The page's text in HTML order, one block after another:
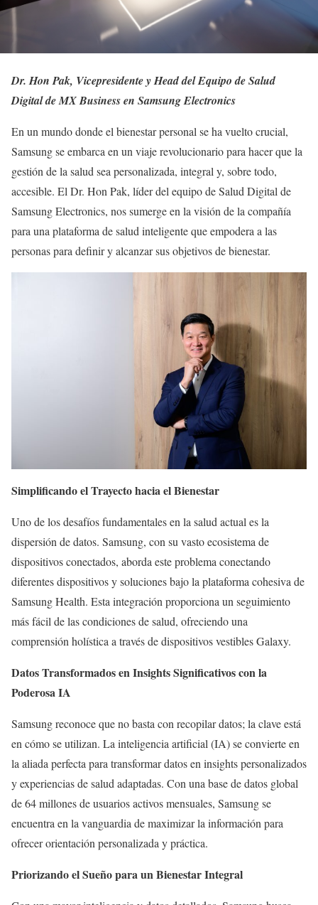
Dr. Hon Pak, Vicepresidente y Head del Equipo de Salud
Digital de MX Business en Samsung Electronics
En un mundo donde el bienestar personal se ha vuelto crucial,
Samsung se embarca en un viaje revolucionario para hacer que la
gestión de la salud sea personalizada, integral y, sobre todo,
accesible. El Dr. Hon Pak, líder del equipo de Salud Digital de
Samsung Electronics, nos sumerge en la visión de la compañía
para una plataforma de salud inteligente que empodera a las
personas para definir y alcanzar sus objetivos de bienestar.
Simplificando el Trayecto hacia el Bienestar
Uno de los desafíos fundamentales en la salud actual es la
dispersión de datos. Samsung, con su vasto ecosistema de
dispositivos conectados, aborda este problema conectando
diferentes dispositivos y soluciones bajo la plataforma cohesiva de
Samsung Health. Esta integración proporciona un seguimiento
más fácil de las condiciones de salud, ofreciendo una
comprensión holística a través de dispositivos vestibles Galaxy.
Datos Transformados en Insights Significativos con la
Poderosa IA
Samsung reconoce que no basta con recopilar datos; la clave está
en cómo se utilizan. La inteligencia artificial (IA) se convierte en
la aliada perfecta para transformar datos en insights personalizados
y experiencias de salud adaptadas. Con una base de datos global
de 64 millones de usuarios activos mensuales, Samsung se
encuentra en la vanguardia de maximizar la información para
ofrecer orientación personalizada y práctica.
Priorizando el Sueño para un Bienestar Integral